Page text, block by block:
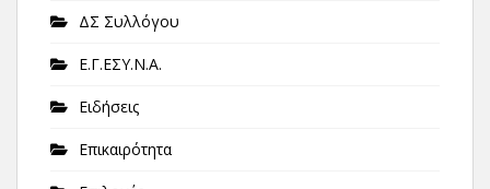
ΔΣ Συλλόγου
Ε.Γ.ΕΣΥ.Ν.Α.
Ειδήσεις
Επικαιρότητα